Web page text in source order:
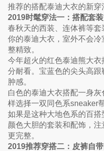
推荐的搭配泰迪大衣的新穿
2019时髦穿法一：搭配套装
春秋天的西装、连体裤等
你的泰迪大衣，室外不会
整精致。
今年超火的红色泰迪熊大
分耐看。宝蓝色的尖头高
肿感。
白色的泰迪大衣搭配一身
样选择一双同色系sneaker
如果是这种大地色系的百
颜色大胆的套装和配饰，
更完整。
2019推荐穿搭二：皮裤自